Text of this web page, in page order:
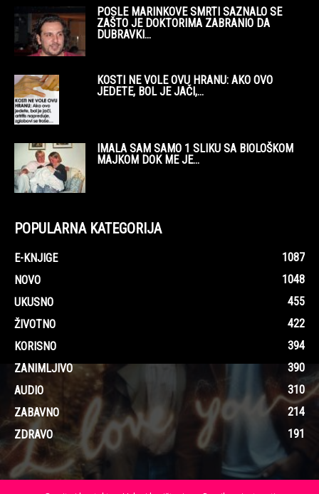
POSLE MARINKOVE SMRTI SAZNALO SE
ZAŠTO JE DOKTORIMA ZABRANIO DA
DUBRAVKI...
KOSTI NE VOLE OVU HRANU: AKO OVO
JEDETE, BOL JE JAČI,...
IMALA SAM SAMO 1 SLIKU SA BIOLOŠKOM
MAJKOM DOK ME JE...
POPULARNA KATEGORIJA
E-KNJIGE
1087
NOVO
1048
UKUSNO
455
ŽIVOTNO
422
KORISNO
394
ZANIMLJIVO
390
AUDIO
310
ZABAVNO
214
ZDRAVO
191